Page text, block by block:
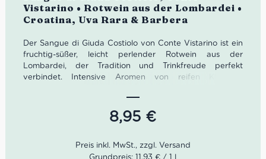
Vistarino • Rotwein aus der Lombardei •
Croatina, Uva Rara & Barbera
Der Sangue di Giuda Costiolo von Conte Vistarino ist ein
fruchtig-süßer, leicht perlender Rotwein aus der
Lombardei, der Tradition und Trinkfreude perfekt
verbindet. Intensive Aromen von reifen Kirschen,
lebendige Frische und feine Perlage. Ein
unverwechselbarer italienischer Klassiker – ideal für
Desserts, gesellige Abende oder als überraschender
8,95 €
5
Grundpreis: 11,93 € / 1 l